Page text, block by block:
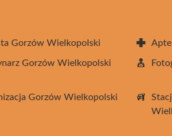
Gorzów Wielkopolski
Gorzów Wielkopolski
Gorzów Wielkopolski